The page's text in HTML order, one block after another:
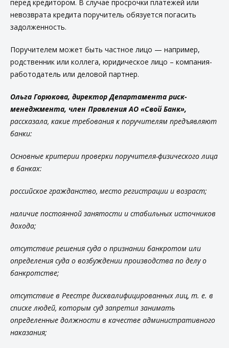
перед кредитором. В случае просрочки платежей или
невозврата кредита поручитель обязуется погасить
задолженность.
Поручителем может быть частное лицо — например,
родственник или коллега, юридическое лицо – компания-
работодатель или деловой партнер.
Ольга Горюкова, директор Департамента риск-
менеджмента, член Правления АО «Свой Банк»,
рассказала, какие требования к поручителям предъявляют
банки:
Основные критерии проверки поручителя-физического лица
в банках:
российское гражданство, место регистрации и возраст;
наличие постоянной занятости и стабильных источников
дохода;
отсутствие решения суда о признании банкротом или
определения суда о возбуждении производства по делу о
банкротстве;
отсутствие в Реестре дисквалифицированных лиц, т. е. в
списке людей, которым суд запретил занимать
определенные должности в качестве административного
наказания;